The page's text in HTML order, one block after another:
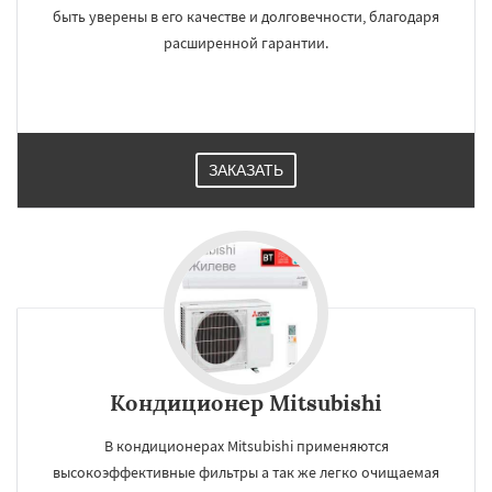
Работаем по
×
быть уверены в его качестве и долговечности, благодаря
расширенной гарантии.
ЗАКАЗАТЬ
Кондиционер Mitsubishi
В кондиционерах Mitsubishi применяются
высокоэффективные фильтры а так же легко очищаемая
×